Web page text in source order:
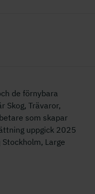
de förnybara
Skog, Trävaror,
som skapar
uppgick 2025
Large